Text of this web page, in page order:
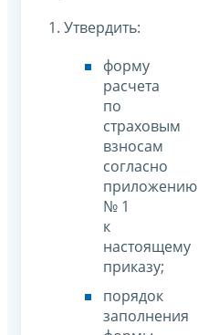
1. Утвердить:
форму
расчета
по
страховым
взносам
согласно
приложению
№ 1
к
настоящему
приказу;
порядок
заполнения